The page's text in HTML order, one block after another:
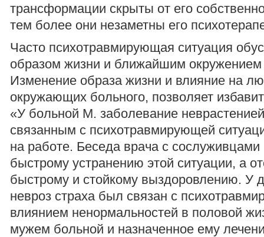
трансформации скрыты от его
тем более они незаметны его
Часто психотравмирующая ситуация
образом жизни и ближайшим окружением
Изменение образа жизни и влияние на
окружающих больного, позволяет
«У больной М. заболевание
связанным с психотравмирующей
на работе. Беседа врача с сослуживцами
быстрому устранению этой ситуации, а
быстрому и стойкому выздоровлению. У
невроз страха был связан с
влиянием ненормальностей в половой
мужем больной и назначенное ему